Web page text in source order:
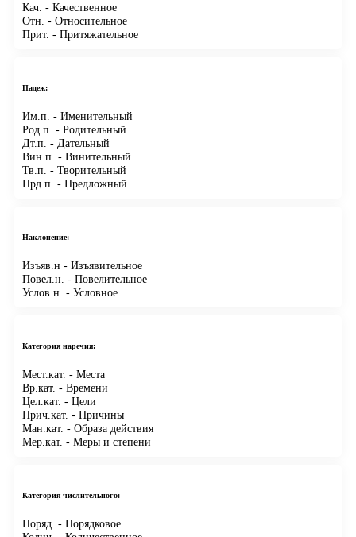
Кач. - Качественное
Отн. - Относительное
Прит. - Притяжательное
Падеж:
Им.п. - Именительный
Род.п. - Родительный
Дт.п. - Дательный
Вин.п. - Винительный
Тв.п. - Творительный
Прд.п. - Предложный
Наклонение:
Изъяв.н - Изъявительное
Повел.н. - Повелительное
Услов.н. - Условное
Категория наречия:
Мест.кат. - Места
Вр.кат. - Времени
Цел.кат. - Цели
Прич.кат. - Причины
Ман.кат. - Образа действия
Мер.кат. - Меры и степени
Категория числительного:
Поряд. - Порядковое